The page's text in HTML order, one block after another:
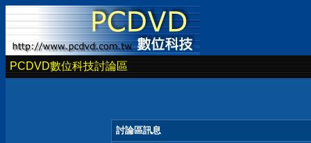
PCDVD數位科技討論區
討論區訊息